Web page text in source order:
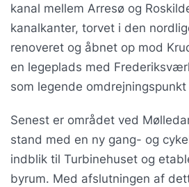
kanal mellem Arresø og
kanalkanter, torvet i den
renoveret og åbnet op mod
en legeplads med
som legende
Senest er området ved
stand med en ny gang- og
indblik til Turbinehuset og
byrum. Med afslutningen af